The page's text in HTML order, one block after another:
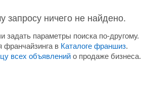
ничего не найдено.
задать параметры поиска по-другому.
франчайзинга в Каталоге франшиз.
всех объявлений о продаже бизнеса.